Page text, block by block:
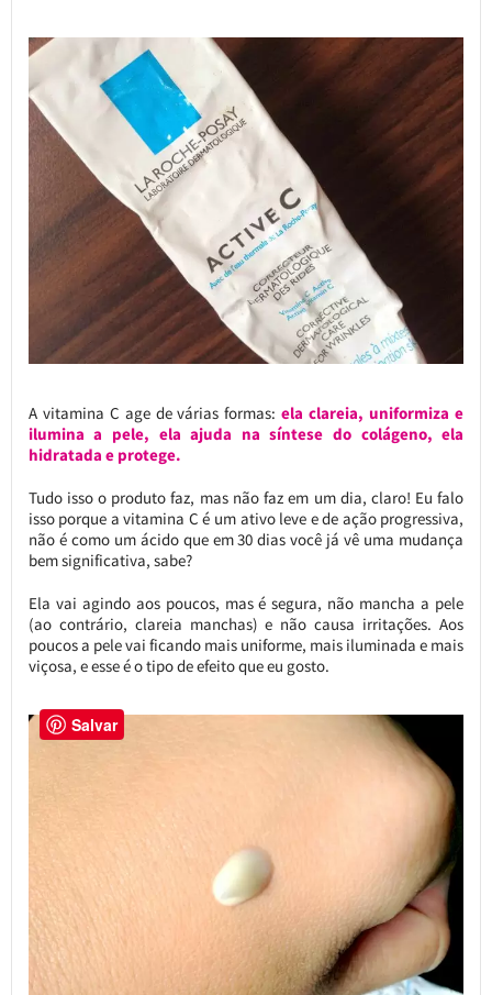
A vitamina C age de várias formas: ela clareia, uniformiza e
ilumina a pele, ela ajuda na síntese do colágeno, ela
hidratada e protege.
Tudo isso o produto faz, mas não faz em um dia, claro! Eu falo
isso porque a vitamina C é um ativo leve e de ação progressiva,
não é como um ácido que em 30 dias você já vê uma mudança
bem significativa, sabe?
Ela vai agindo aos poucos, mas é segura, não mancha a pele
(ao contrário, clareia manchas) e não causa irritações. Aos
poucos a pele vai ficando mais uniforme, mais iluminada e mais
viçosa, e esse é o tipo de efeito que eu gosto.
Salvar